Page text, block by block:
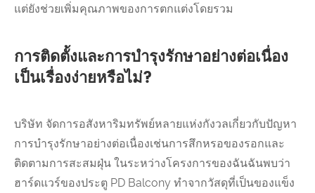
แต่ยังช่วยเพิ่มคุณภาพของการตกแต่งโดยรวม
การติดตั้งและการบำรุงรักษาอย่างต่อเนื่อง
เป็นเรื่องง่ายหรือไม่?
บริษัท จัดการอสังหาริมทรัพย์หลายแห่งกังวลเกี่ยวกับปัญหา
การบำรุงรักษาอย่างต่อเนื่องเช่นการสึกหรอของรอกและ
ติดตามการสะสมฝุ่น ในระหว่างโครงการของฉันฉันพบว่า
ฮาร์ดแวร์ของประตู PD Balcony ทำจากวัสดุที่เป็นของแข็ง